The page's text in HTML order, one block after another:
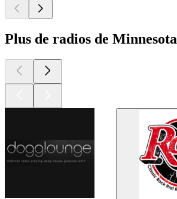
Plus de radios de Minnesota